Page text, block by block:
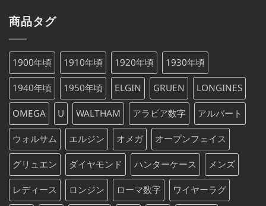
で
価
¥88,000
で
た。
は
¥88,000
で
す。
商品タグ
1900年頃 1910年頃 1920年頃 1930年頃
1940年頃 1950年頃 ELGIN GRUEN LONGINES
OMEGA U WALTHAM アラビア数字 アルバート
ウォルサム エルジン オメガ オープンフェイス
グリュエン ダイヤモンド ハンターケース メンズ
レディース ロンジン ローマ数字 ワイヤーラグ